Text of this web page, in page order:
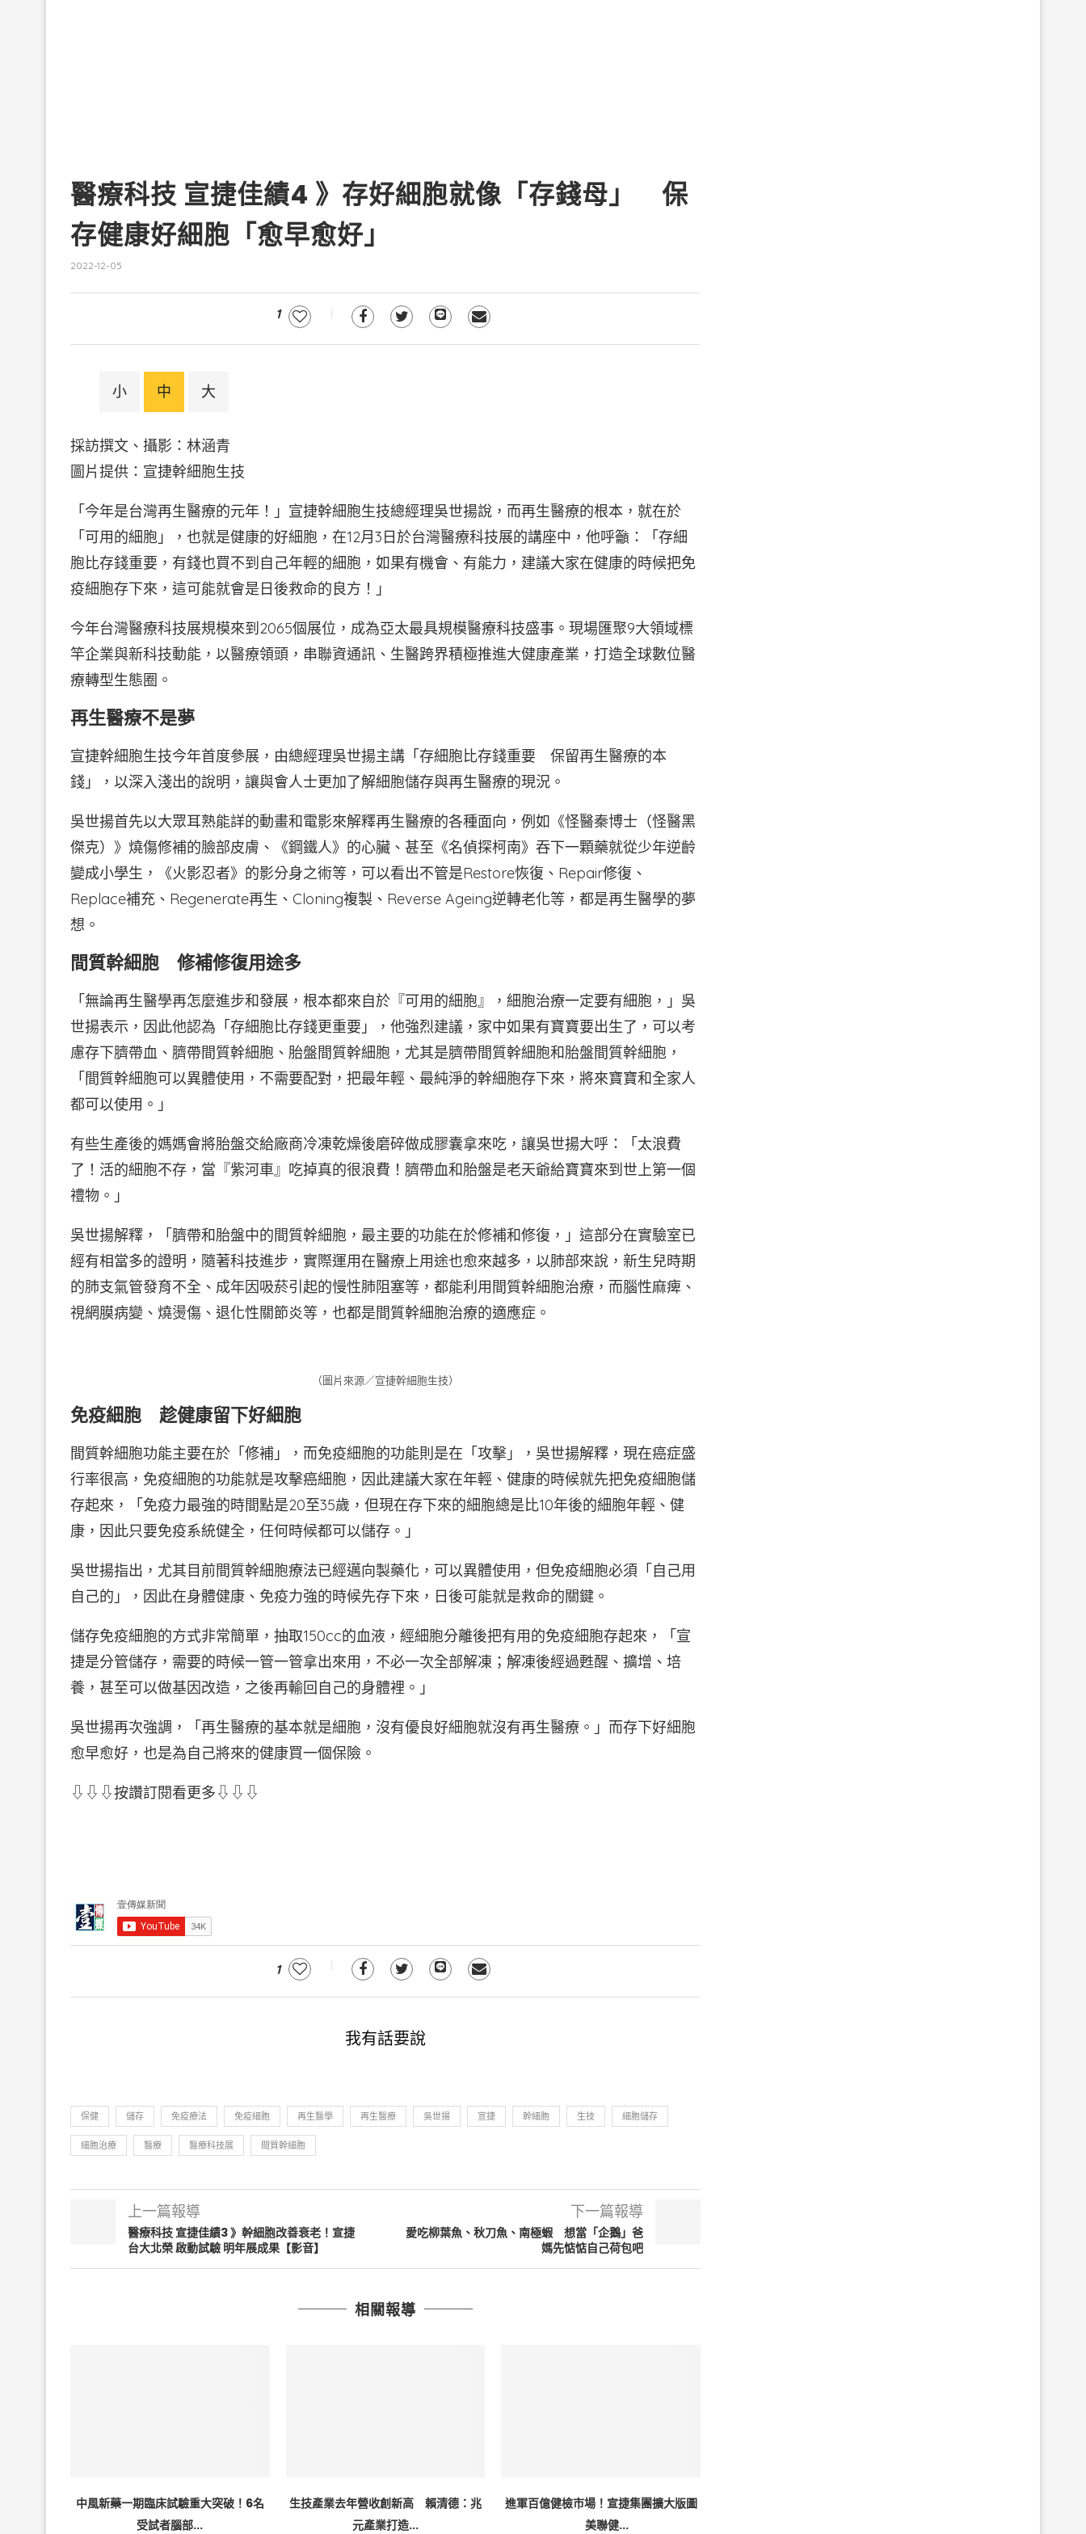
醫療科技 宣捷佳績4 》存好細胞就像「存錢母」 保
存健康好細胞「愈早愈好」
2022-12-05
1
小 中 大
採訪撰文、攝影：林涵青
圖片提供：宣捷幹細胞生技
「今年是台灣再生醫療的元年！」宣捷幹細胞生技總經理吳世揚說，而再生醫療的根本，就在於
「可用的細胞」，也就是健康的好細胞，在12月3日於台灣醫療科技展的講座中，他呼籲：「存細
胞比存錢重要，有錢也買不到自己年輕的細胞，如果有機會、有能力，建議大家在健康的時候把免
疫細胞存下來，這可能就會是日後救命的良方！」
今年台灣醫療科技展規模來到2065個展位，成為亞太最具規模醫療科技盛事。現場匯聚9大領域標
竿企業與新科技動能，以醫療領頭，串聯資通訊、生醫跨界積極推進大健康產業，打造全球數位醫
療轉型生態圈。
再生醫療不是夢
宣捷幹細胞生技今年首度參展，由總經理吳世揚主講「存細胞比存錢重要 保留再生醫療的本
錢」，以深入淺出的說明，讓與會人士更加了解細胞儲存與再生醫療的現況。
吳世揚首先以大眾耳熟能詳的動畫和電影來解釋再生醫療的各種面向，例如《怪醫秦博士（怪醫黑
傑克）》燒傷修補的臉部皮膚、《鋼鐵人》的心臟、甚至《名偵探柯南》吞下一顆藥就從少年逆齡
變成小學生，《火影忍者》的影分身之術等，可以看出不管是Restore恢復、Repair修復、
Replace補充、Regenerate再生、Cloning複製、Reverse Ageing逆轉老化等，都是再生醫學的夢
想。
間質幹細胞 修補修復用途多
「無論再生醫學再怎麼進步和發展，根本都來自於『可用的細胞』，細胞治療一定要有細胞，」吳
世揚表示，因此他認為「存細胞比存錢更重要」，他強烈建議，家中如果有寶寶要出生了，可以考
慮存下臍帶血、臍帶間質幹細胞、胎盤間質幹細胞，尤其是臍帶間質幹細胞和胎盤間質幹細胞，
「間質幹細胞可以異體使用，不需要配對，把最年輕、最純淨的幹細胞存下來，將來寶寶和全家人
都可以使用。」
有些生產後的媽媽會將胎盤交給廠商冷凍乾燥後磨碎做成膠囊拿來吃，讓吳世揚大呼：「太浪費
了！活的細胞不存，當『紫河車』吃掉真的很浪費！臍帶血和胎盤是老天爺給寶寶來到世上第一個
禮物。」
吳世揚解釋，「臍帶和胎盤中的間質幹細胞，最主要的功能在於修補和修復，」這部分在實驗室已
經有相當多的證明，隨著科技進步，實際運用在醫療上用途也愈來越多，以肺部來說，新生兒時期
的肺支氣管發育不全、成年因吸菸引起的慢性肺阻塞等，都能利用間質幹細胞治療，而腦性麻痺、
視網膜病變、燒燙傷、退化性關節炎等，也都是間質幹細胞治療的適應症。
（圖片來源／宣捷幹細胞生技）
免疫細胞 趁健康留下好細胞
間質幹細胞功能主要在於「修補」，而免疫細胞的功能則是在「攻擊」，吳世揚解釋，現在癌症盛
行率很高，免疫細胞的功能就是攻擊癌細胞，因此建議大家在年輕、健康的時候就先把免疫細胞儲
存起來，「免疫力最強的時間點是20至35歲，但現在存下來的細胞總是比10年後的細胞年輕、健
康，因此只要免疫系統健全，任何時候都可以儲存。」
吳世揚指出，尤其目前間質幹細胞療法已經邁向製藥化，可以異體使用，但免疫細胞必須「自己用
自己的」，因此在身體健康、免疫力強的時候先存下來，日後可能就是救命的關鍵。
儲存免疫細胞的方式非常簡單，抽取150cc的血液，經細胞分離後把有用的免疫細胞存起來，「宣
捷是分管儲存，需要的時候一管一管拿出來用，不必一次全部解凍；解凍後經過甦醒、擴增、培
養，甚至可以做基因改造，之後再輸回自己的身體裡。」
吳世揚再次強調，「再生醫療的基本就是細胞，沒有優良好細胞就沒有再生醫療。」而存下好細胞
愈早愈好，也是為自己將來的健康買一個保險。
⇩⇩⇩按讚訂閱看更多⇩⇩⇩
1
我有話要說
保健 儲存 免疫療法 免疫細胞 再生醫學 再生醫療 吳世揚 宣捷 幹細胞 生技 細胞儲存
細胞治療 醫療 醫療科技展 間質幹細胞
上一篇報導
醫療科技 宣捷佳績3 》幹細胞改善衰老！宣捷
台大北榮 啟動試驗 明年展成果【影音】
下一篇報導
愛吃柳葉魚、秋刀魚、南極蝦 想當「企鵝」爸
媽先惦惦自己荷包吧
相關報導
中風新藥一期臨床試驗重大突破！6名
受試者腦部...
生技產業去年營收創新高 賴清德：兆
元產業打造...
進軍百億健檢市場！宣捷集團擴大版圖
美聯健...